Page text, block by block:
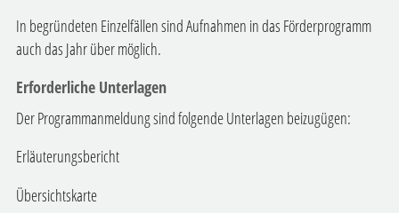
In begründeten Einzelfällen sind Aufnahmen in das Förderprogramm
auch das Jahr über möglich.
Erforderliche Unterlagen
Der Programmanmeldung sind folgende Unterlagen beizugügen:
Erläuterungsbericht
Übersichtskarte